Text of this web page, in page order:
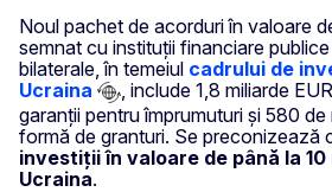
Noul pachet de acorduri în valoare
semnat cu instituții financiare
bilaterale, în temeiul cadrului de
Ucraina
, include 1,8 miliarde
garanții pentru împrumuturi și 580 de
formă de granturi. Se preconizează
investiții în valoare de până la 10
Ucraina.